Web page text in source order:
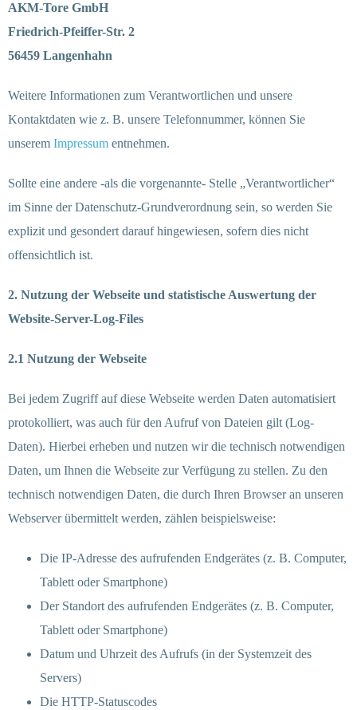
AKM-Tore GmbH
Friedrich-Pfeiffer-Str. 2
56459 Langenhahn
Weitere Informationen zum Verantwortlichen und unsere
Kontaktdaten wie z. B. unsere Telefonnummer, können Sie
unserem Impressum entnehmen.
Sollte eine andere -als die vorgenannte- Stelle „Verantwortlicher“
im Sinne der Datenschutz-Grundverordnung sein, so werden Sie
explizit und gesondert darauf hingewiesen, sofern dies nicht
offensichtlich ist.
2. Nutzung der Webseite und statistische Auswertung der
Website-Server-Log-Files
2.1 Nutzung der Webseite
Bei jedem Zugriff auf diese Webseite werden Daten automatisiert
protokolliert, was auch für den Aufruf von Dateien gilt (Log-
Daten). Hierbei erheben und nutzen wir die technisch notwendigen
Daten, um Ihnen die Webseite zur Verfügung zu stellen. Zu den
technisch notwendigen Daten, die durch Ihren Browser an unseren
Webserver übermittelt werden, zählen beispielsweise:
Die IP-Adresse des aufrufenden Endgerätes (z. B. Computer,
Tablett oder Smartphone)
Der Standort des aufrufenden Endgerätes (z. B. Computer,
Tablett oder Smartphone)
Datum und Uhrzeit des Aufrufs (in der Systemzeit des
Servers)
Die HTTP-Statuscodes